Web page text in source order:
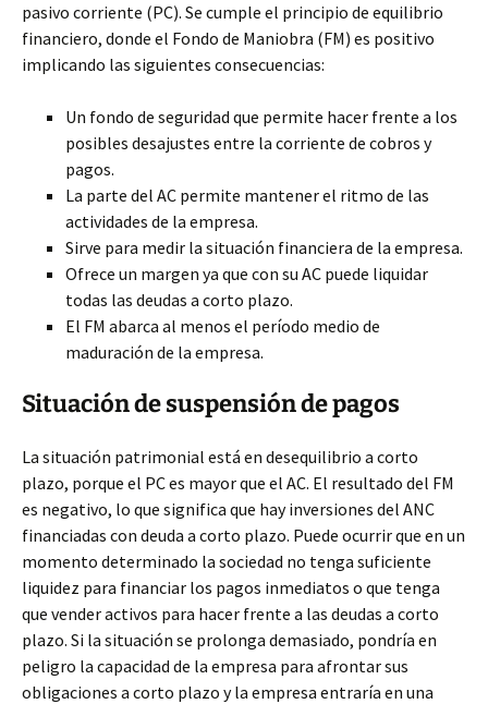
pasivo corriente (PC). Se cumple el principio de equilibrio
financiero, donde el Fondo de Maniobra (FM) es positivo
implicando las siguientes consecuencias:
Un fondo de seguridad que permite hacer frente a los
posibles desajustes entre la corriente de cobros y
pagos.
La parte del AC permite mantener el ritmo de las
actividades de la empresa.
Sirve para medir la situación financiera de la empresa.
Ofrece un margen ya que con su AC puede liquidar
todas las deudas a corto plazo.
El FM abarca al menos el período medio de
maduración de la empresa.
Situación de suspensión de pagos
La situación patrimonial está en desequilibrio a corto
plazo, porque el PC es mayor que el AC. El resultado del FM
es negativo, lo que significa que hay inversiones del ANC
financiadas con deuda a corto plazo. Puede ocurrir que en un
momento determinado la sociedad no tenga suficiente
liquidez para financiar los pagos inmediatos o que tenga
que vender activos para hacer frente a las deudas a corto
plazo. Si la situación se prolonga demasiado, pondría en
peligro la capacidad de la empresa para afrontar sus
obligaciones a corto plazo y la empresa entraría en una